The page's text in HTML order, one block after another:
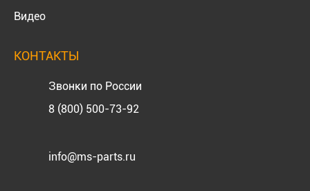
Видео
КОНТАКТЫ
Звонки по России
8 (800) 500-73-92
info@ms-parts.ru